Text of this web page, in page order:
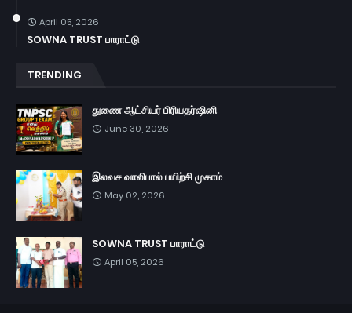
April 05, 2026
SOWNA TRUST பாராட்டு
TRENDING
துணை ஆட்சியர் பிரியதர்ஷினி
June 30, 2026
இலவச வாலிபால் பயிற்சி முகாம்
May 02, 2026
SOWNA TRUST பாராட்டு
April 05, 2026